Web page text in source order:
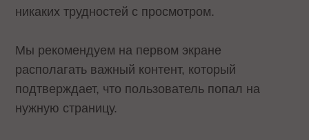
никаких трудностей с просмотром.
Мы рекомендуем на первом экране
располагать важный контент, который
подтверждает, что пользователь попал на
нужную страницу.